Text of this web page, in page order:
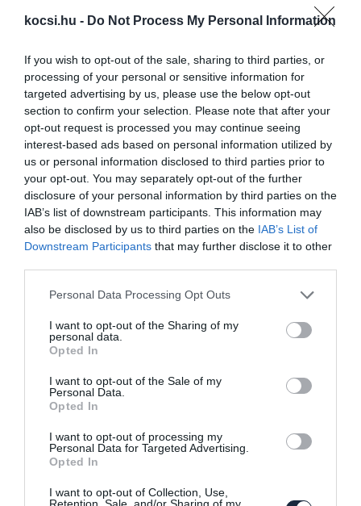
kocsi.hu - Do Not Process My Personal Information
If you wish to opt-out of the sale, sharing to third parties, or
processing of your personal or sensitive information for
targeted advertising by us, please use the below opt-out
section to confirm your selection. Please note that after your
opt-out request is processed you may continue seeing
interest-based ads based on personal information utilized by
us or personal information disclosed to third parties prior to
your opt-out. You may separately opt-out of the further
disclosure of your personal information by third parties on the
IAB’s list of downstream participants. This information may
also be disclosed by us to third parties on the IAB’s List of
Downstream Participants that may further disclose it to other
Please note that this website/app uses one or more Google
not limited to your visit or usage behaviour. You may click to
grant or deny consent to Google and its third-party tags to
use your data for below specified purposes in below Google
consent section.
Personal Data Processing Opt Outs
I want to opt-out of the Sharing of my
personal data.
Opted In
I want to opt-out of the Sale of my
Personal Data.
Opted In
I want to opt-out of processing my
Personal Data for Targeted Advertising.
Opted In
I want to opt-out of Collection, Use,
Retention, Sale, and/or Sharing of my
Jövőre érkezik az új Skoda Fabia
Terepruhába öltöztette a Skoda a Fabia
Skoda Fabia pick-up készült